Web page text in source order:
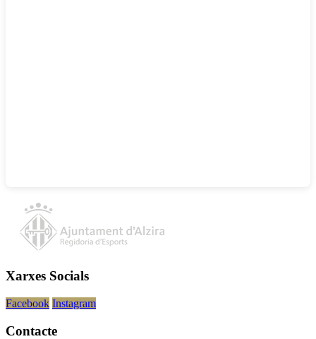
Xarxes Socials
Facebook Instagram
Contacte